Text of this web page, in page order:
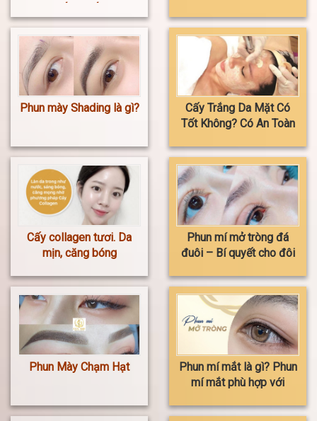
nhiêu?
Phun mày Shading là gì?
Cấy Trắng Da Mặt Có
Tốt Không? Có An Toàn
Cấy collagen tươi. Da
mịn, căng bóng
Phun mí mở tròng đá
đuôi – Bí quyết cho đôi
tự nhiên
Phun Mày Chạm Hạt
Phun mí mắt là gì? Phun
mí mắt phù hợp với
ham rẻ không?